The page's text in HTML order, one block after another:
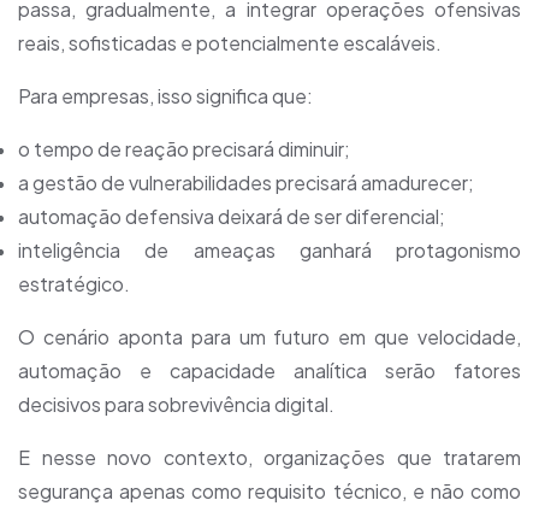
passa, gradualmente, a integrar operações ofensivas
reais, sofisticadas e potencialmente escaláveis.
Para empresas, isso significa que:
o tempo de reação precisará diminuir;
a gestão de vulnerabilidades precisará amadurecer;
automação defensiva deixará de ser diferencial;
inteligência de ameaças ganhará protagonismo
estratégico.
O cenário aponta para um futuro em que velocidade,
automação e capacidade analítica serão fatores
decisivos para sobrevivência digital.
E nesse novo contexto, organizações que tratarem
segurança apenas como requisito técnico, e não como